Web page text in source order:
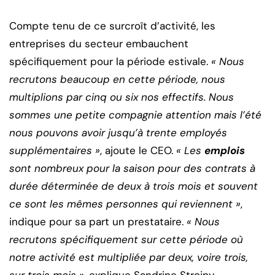
Compte tenu de ce surcroît d’activité, les
entreprises du secteur embauchent
spécifiquement pour la période estivale. « Nous
recrutons beaucoup en cette période, nous
multiplions par cinq ou six nos effectifs. Nous
sommes une petite compagnie attention mais l’été
nous pouvons avoir jusqu’à trente employés
supplémentaires », ajoute le CEO. « Les emplois
sont nombreux pour la saison pour des contrats à
durée déterminée de deux à trois mois et souvent
ce sont les mêmes personnes qui reviennent »,
indique pour sa part un prestataire. « Nous
recrutons spécifiquement sur cette période où
notre activité est multipliée par deux, voire trois,